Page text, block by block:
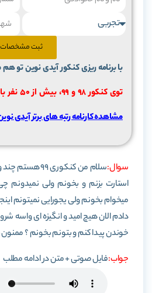
ثبت مشخصات
با برنامه ریزی کنکور آیدی نوین تو
توی کنکور 98 و 99، بیش از ۵۰ نفر با این برنامه رتبه برتر شدند.
مشاهده کارنامه رتبه های برتر آیدی
سوال:
سلام من کنکوری
استارت بزنم و بخونم ولی نمیدونم
میخوام بخونم ولی یجورایی نمیتونم
دادم الان هیچ امید و انگیزه ای واسه
خوندن پیدا کنم و بتونم بخونم ؟
جواب:فایل صوتی + متن در ادامه مطلب